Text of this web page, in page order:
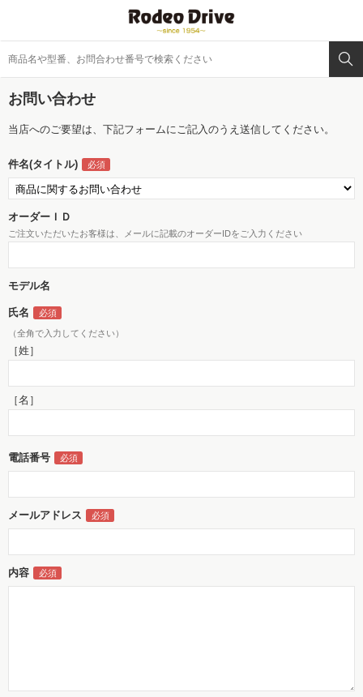
お問い合わせ
当店へのご要望は、下記フォームにご記入のうえ送信してください。
件名(タイトル)
オーダーＩＤ
ご注文いただいたお客様は、メールに記載のオーダーIDをご入力ください
モデル名
氏名
（全角で入力してください）
［姓］
［名］
電話番号
メールアドレス
内容